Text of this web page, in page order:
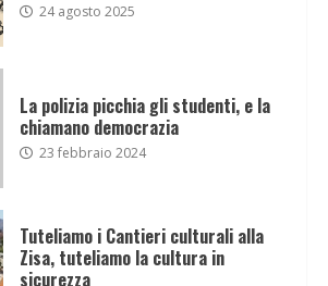
24 agosto 2025
La polizia picchia gli studenti, e la
chiamano democrazia
23 febbraio 2024
Tuteliamo i Cantieri culturali alla
Zisa, tuteliamo la cultura in
sicurezza